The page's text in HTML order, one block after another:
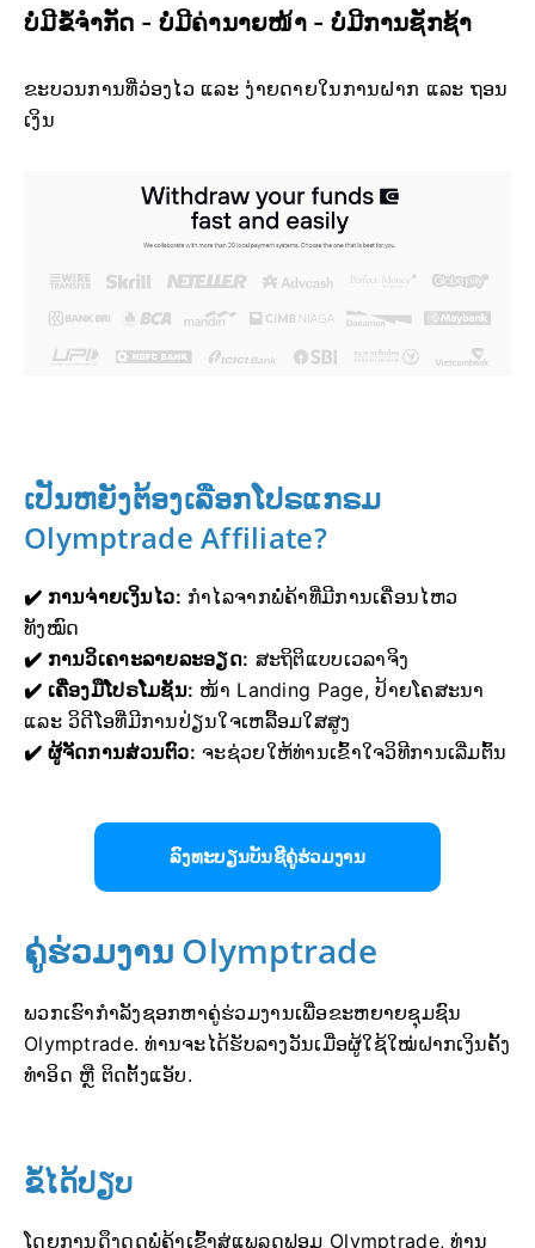
ບໍ່ມີຂໍ້ຈຳກັດ - ບໍ່ມີຄ່ານາຍໜ້າ - ບໍ່ມີການຊັກຊ້າ
ຂະບວນການທີ່ວ່ອງໄວ ແລະ ງ່າຍດາຍໃນການຝາກ ແລະ ຖອນ
ເງິນ
ເປັນຫຍັງຕ້ອງເລືອກໂປຣແກຣມ
Olymptrade Affiliate?
✔️ ການຈ່າຍເງິນໄວ: ກຳໄລຈາກພໍ່ຄ້າທີ່ມີການເຄື່ອນໄຫວ
ທັງໝົດ
✔️ ການວິເຄາະລາຍລະອຽດ: ສະຖິຕິແບບເວລາຈິງ
✔️ ເຄື່ອງມືໂປຣໂມຊັນ: ໜ້າ Landing Page, ປ້າຍໂຄສະນາ
ແລະ ວິດີໂອທີ່ມີການປ່ຽນໃຈເຫລື້ອມໃສສູງ
✔️ ຜູ້ຈັດການສ່ວນຕົວ: ຈະຊ່ວຍໃຫ້ທ່ານເຂົ້າໃຈວິທີການເລີ່ມຕົ້ນ
ລົງທະບຽນບັນຊີຄູ່ຮ່ວມງານ
ຄູ່ຮ່ວມງານ Olymptrade
ພວກເຮົາກຳລັງຊອກຫາຄູ່ຮ່ວມງານເພື່ອຂະຫຍາຍຊຸມຊົນ
Olymptrade. ທ່ານຈະໄດ້ຮັບລາງວັນເມື່ອຜູ້ໃຊ້ໃໝ່ຝາກເງິນຄັ້ງ
ທຳອິດ ຫຼື ຕິດຕັ້ງແອັບ.
ຂໍ້ໄດ້ປຽບ
ໂດຍການດຶງດູດພໍ່ຄ້າເຂົ້າສູ່ແພລດຟອມ Olymptrade, ທ່ານ